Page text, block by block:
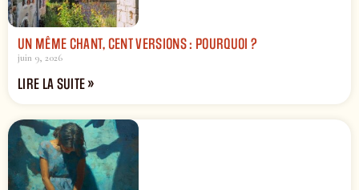
UN MÊME CHANT, CENT VERSIONS : POURQUOI ?
juin 9, 2026
LIRE LA SUITE »